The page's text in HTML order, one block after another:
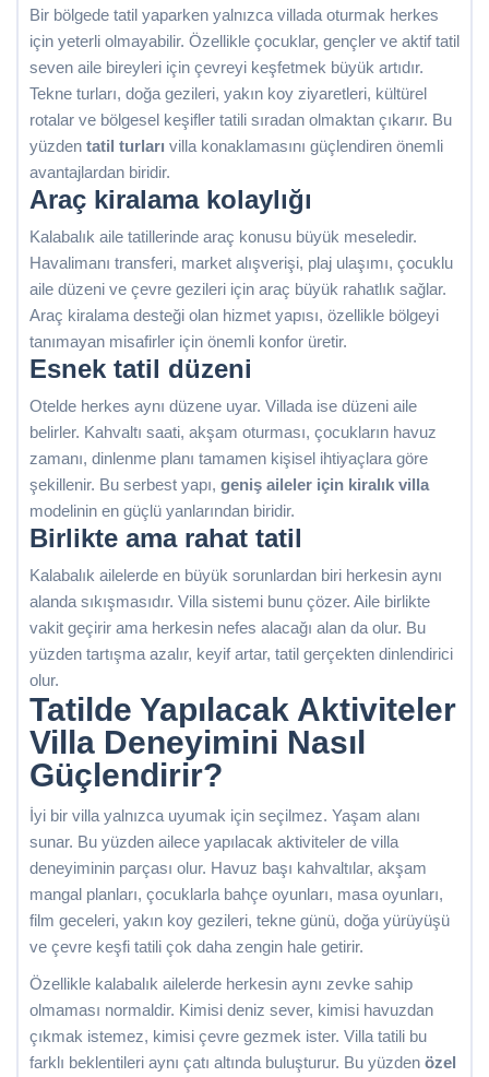
Bir bölgede tatil yaparken yalnızca villada oturmak herkes
için yeterli olmayabilir. Özellikle çocuklar, gençler ve aktif tatil
seven aile bireyleri için çevreyi keşfetmek büyük artıdır.
Tekne turları, doğa gezileri, yakın koy ziyaretleri, kültürel
rotalar ve bölgesel keşifler tatili sıradan olmaktan çıkarır. Bu
yüzden tatil turları villa konaklamasını güçlendiren önemli
avantajlardan biridir.
Araç kiralama kolaylığı
Kalabalık aile tatillerinde araç konusu büyük meseledir.
Havalimanı transferi, market alışverişi, plaj ulaşımı, çocuklu
aile düzeni ve çevre gezileri için araç büyük rahatlık sağlar.
Araç kiralama desteği olan hizmet yapısı, özellikle bölgeyi
tanımayan misafirler için önemli konfor üretir.
Esnek tatil düzeni
Otelde herkes aynı düzene uyar. Villada ise düzeni aile
belirler. Kahvaltı saati, akşam oturması, çocukların havuz
zamanı, dinlenme planı tamamen kişisel ihtiyaçlara göre
şekillenir. Bu serbest yapı, geniş aileler için kiralık villa
modelinin en güçlü yanlarından biridir.
Birlikte ama rahat tatil
Kalabalık ailelerde en büyük sorunlardan biri herkesin aynı
alanda sıkışmasıdır. Villa sistemi bunu çözer. Aile birlikte
vakit geçirir ama herkesin nefes alacağı alan da olur. Bu
yüzden tartışma azalır, keyif artar, tatil gerçekten dinlendirici
olur.
Tatilde Yapılacak Aktiviteler
Villa Deneyimini Nasıl
Güçlendirir?
İyi bir villa yalnızca uyumak için seçilmez. Yaşam alanı
sunar. Bu yüzden ailece yapılacak aktiviteler de villa
deneyiminin parçası olur. Havuz başı kahvaltılar, akşam
mangal planları, çocuklarla bahçe oyunları, masa oyunları,
film geceleri, yakın koy gezileri, tekne günü, doğa yürüyüşü
ve çevre keşfi tatili çok daha zengin hale getirir.
Özellikle kalabalık ailelerde herkesin aynı zevke sahip
olmaması normaldir. Kimisi deniz sever, kimisi havuzdan
çıkmak istemez, kimisi çevre gezmek ister. Villa tatili bu
farklı beklentileri aynı çatı altında buluşturur. Bu yüzden özel